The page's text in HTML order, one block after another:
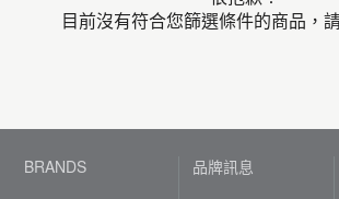
目前沒有符合您篩選條件的商品，
BRANDS 品牌訊息